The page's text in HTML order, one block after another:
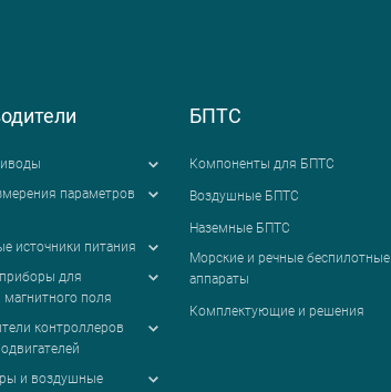
параметров
источники питания
для
поля
контроллеров
и воздушные
БПТС
Компоненты для БПТС
Воздушные БПТС
Наземные БПТС
Морские и речные беспилотные
аппараты
Комплектующие и решения